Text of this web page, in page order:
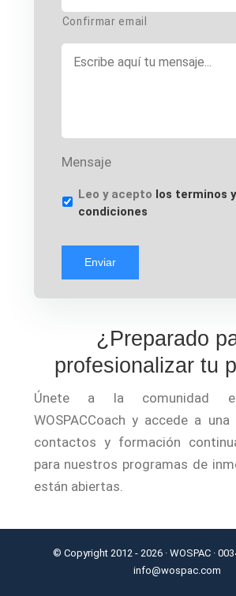
Confirmar email
Mensaje
TermsLeo y acepto los terminos y
condiciones
Enviar
¿Preparado
profesionalizar tu
Únete a la comunidad
WOSPACCoach y accede a
contactos y formación
para nuestros programas de
están abiertas.
© Copyright 2012 - 2026 · WOSPAC ·
info@wospac.com